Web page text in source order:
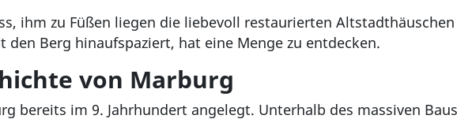
ihm zu Füßen liegen die liebevoll restaurierten
den Berg hinaufspaziert, hat eine Menge zu entdecken.
von Marburg
bereits im 9. Jahrhundert angelegt. Unterhalb des massiven